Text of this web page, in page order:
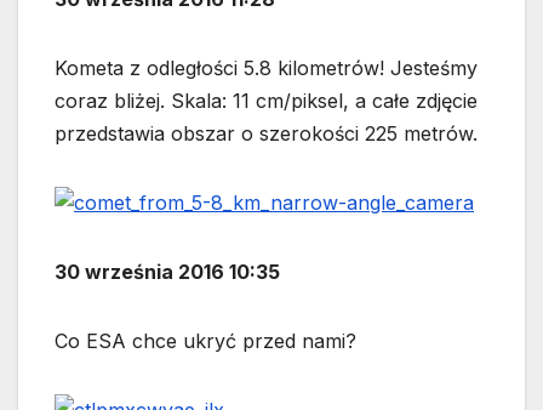
Kometa z odległości 5.8 kilometrów! Jesteśmy
coraz bliżej. Skala: 11 cm/piksel, a całe zdjęcie
przedstawia obszar o szerokości 225 metrów.
30 września 2016 10:35
Co ESA chce ukryć przed nami?